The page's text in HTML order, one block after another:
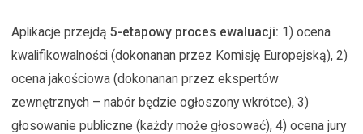
Aplikacje przejdą 5-etapowy proces ewaluacji: 1) ocena
kwalifikowalności (dokonanan przez Komisję Europejską), 2)
ocena jakościowa (dokonanan przez ekspertów
zewnętrznych – nabór będzie ogłoszony wkrótce), 3)
głosowanie publiczne (każdy może głosować), 4) ocena jury